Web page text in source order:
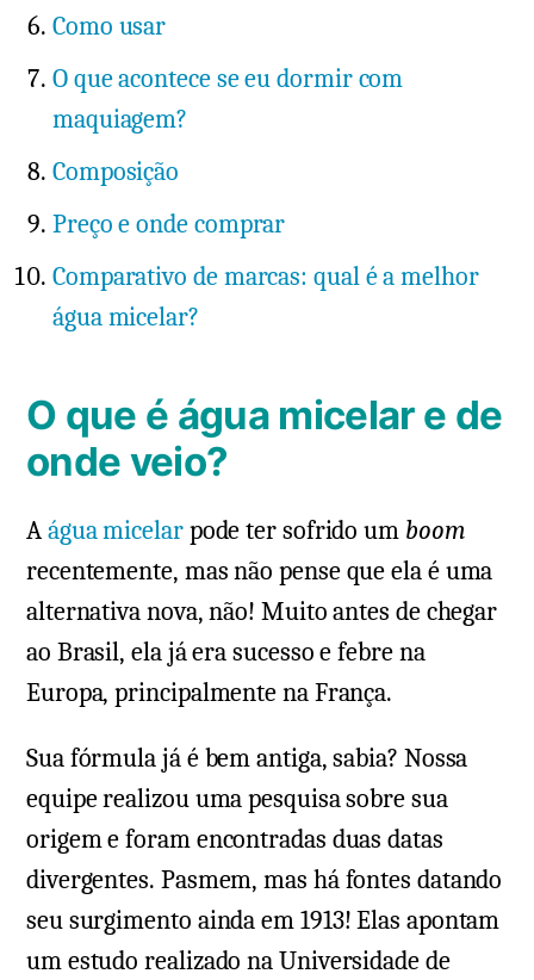
Como usar
O que acontece se eu dormir com
maquiagem?
Composição
Preço e onde comprar
Comparativo de marcas: qual é a melhor
água micelar?
O que é água micelar e de
onde veio?
Aágua micelarpode ter sofrido um boom
recentemente, mas não pense que ela é uma
alternativa nova, não! Muito antes de chegar
ao Brasil, ela já era sucesso e febre na
Europa, principalmente na França.
Sua fórmula já é bem antiga, sabia? Nossa
equipe realizou uma pesquisa sobre sua
origem e foram encontradas duas datas
divergentes. Pasmem, mas há fontes datando
seu surgimento ainda em 1913! Elas apontam
um estudo realizado na Universidade de